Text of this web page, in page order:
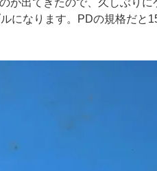
になります。PDの規格だと